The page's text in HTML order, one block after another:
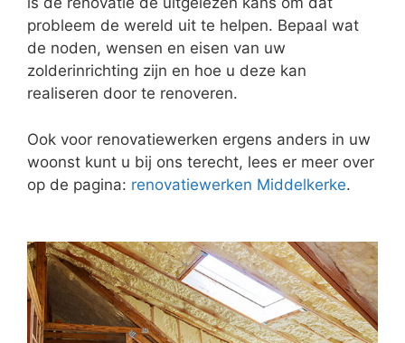
probleem de wereld uit te helpen. Bepaal wat
de noden, wensen en eisen van uw
zolderinrichting zijn en hoe u deze kan
realiseren door te renoveren.
Ook voor renovatiewerken ergens anders in uw
woonst kunt u bij ons terecht, lees er meer over
op de pagina: renovatiewerken Middelkerke.